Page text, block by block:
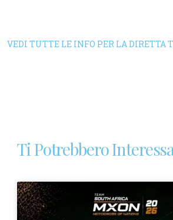
VEDI TUTTE LE INFO PER LA DIRETTA
Ti Potrebbero